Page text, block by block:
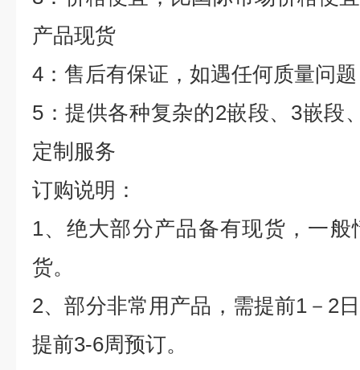
产品现货
4：售后有保证，如遇任何质量问
5：提供各种复杂的2嵌段、3嵌段
定制服务
订购说明：
1、绝大部分产品备有现货，一
货。
2、部分非常用产品，需提前1－2
提前3-6周预订。